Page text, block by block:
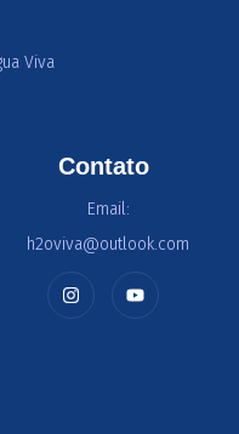
Viva
Contato
Email:
h2oviva@outlook.com